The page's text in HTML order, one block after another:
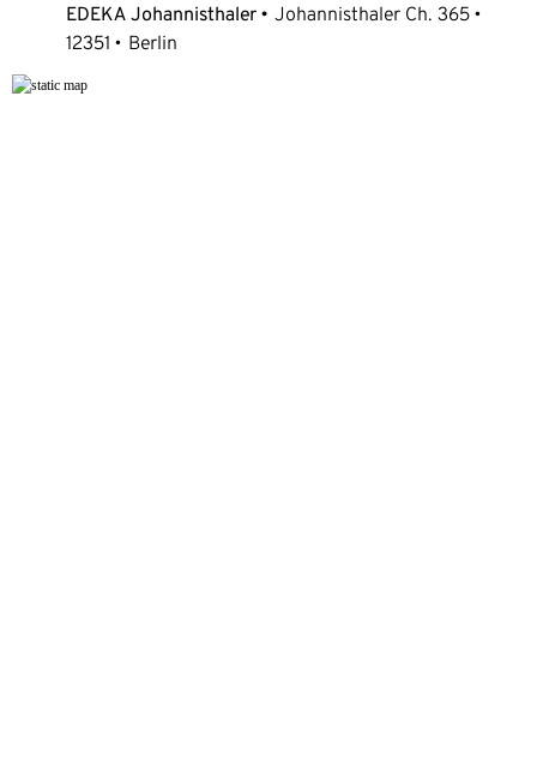
EDEKA Johannisthaler
Johannisthaler Ch. 365
12351
Berlin